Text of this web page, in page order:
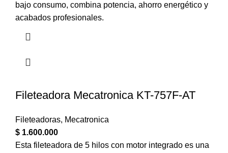
bajo consumo, combina potencia, ahorro energético y
acabados profesionales.
Fileteadora Mecatronica KT-757F-AT
Fileteadoras, Mecatronica
$ 1.600.000
Esta fileteadora de 5 hilos con motor integrado es una